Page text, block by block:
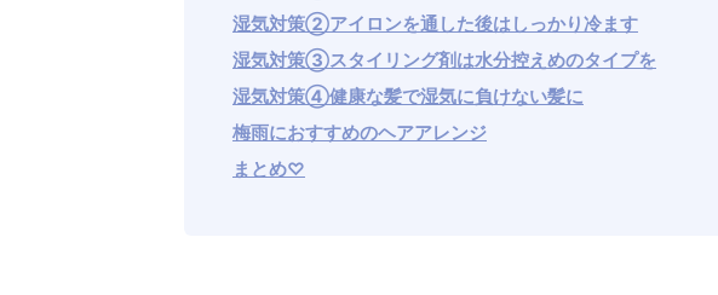
湿気対策②アイロンを通した後はしっかり冷ます
湿気対策③スタイリング剤は水分控えめのタイプを
湿気対策④健康な髪で湿気に負けない髪に
梅雨におすすめのヘアアレンジ
まとめ♡